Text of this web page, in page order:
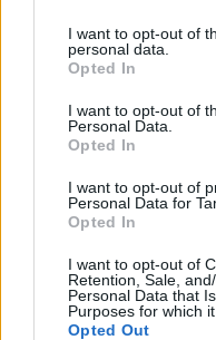
not limited to your visit
grant or deny consent to
use your data for below
consent section.
I want to opt-out of
personal data.
Opted In
I want to opt-out of
Personal Data.
Opted In
I want to opt-out of
Personal Data for
Opted In
I want to opt-out of
Retention, Sale,
Personal Data that
Purposes for which
Opted Out
Erről a Bold and the
találtad ki, és a bold
csab2
10 éve
Ejnye sixx! A
Öregszel?